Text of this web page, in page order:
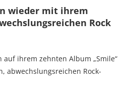
wieder mit ihrem
Rock
ihrem zehnten Album „Smile“
abwechslungsreichen Rock-